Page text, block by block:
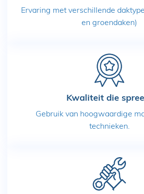
Ervaring met verschillende
en groendaken)
Kwaliteit die
Gebruik van hoogwaardige
technieken.